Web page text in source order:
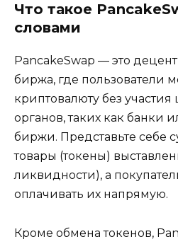
Что такое
словами
PancakeSwap — это
биржа, где пользователи
криптовалюту без
органов, таких как банки
биржи. Представьте себе
товары (токены)
ликвидности), а
оплачивать их напрямую.
Кроме обмена токенов,